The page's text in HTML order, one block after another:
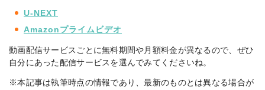
U-NEXT
Amazonプライムビデオ
動画配信サービスごとに無料期間や月額料金が異なるので、ぜひ
自分にあった配信サービスを選んでみてくださいね。
※本記事は執筆時点の情報であり、最新のものとは異なる場合が